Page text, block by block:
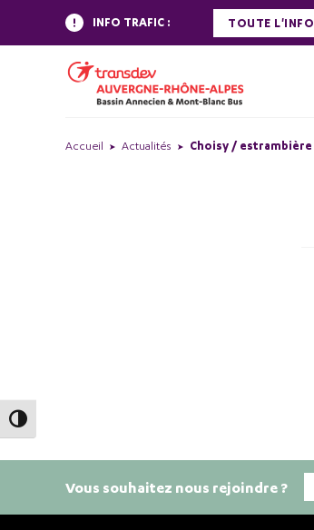
Passer en contraste élevé
INFO TRAFIC : TOUTE L'INFO
Accueil Actualités Choisy / estrambière
Vous souhaitez nous rejoindre ?